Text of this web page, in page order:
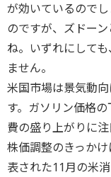
が効いているので
のですが、ズドー
ね。いずれにして
ません。
米国市場は景気動
す。ガソリン価格
費の盛り上がりに
株価調整のきっか
表された11月の米